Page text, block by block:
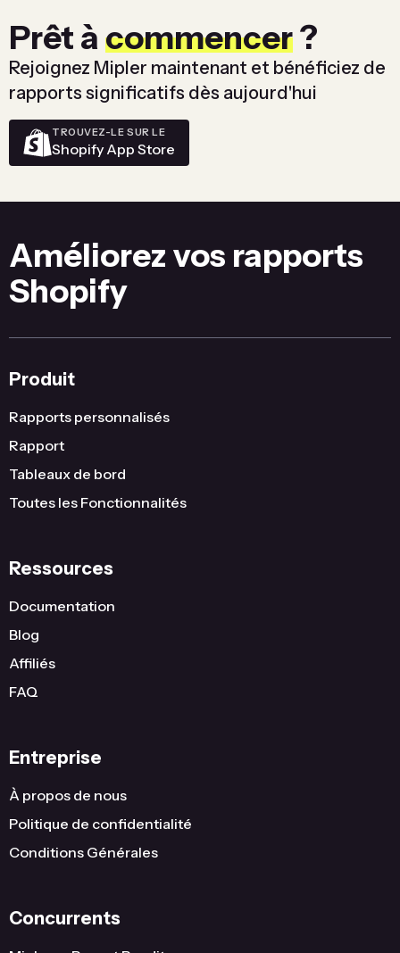
Prêt à commencer?
Rejoignez Mipler maintenant et bénéficiez de
rapports significatifs dès aujourd'hui
TROUVEZ-LE SUR LE
Shopify App Store
Améliorez vos rapports
Shopify
Produit
Rapports personnalisés
Rapport
Tableaux de bord
Toutes les Fonctionnalités
Ressources
Documentation
Blog
Affiliés
FAQ
Entreprise
À propos de nous
Politique de confidentialité
Conditions Générales
Concurrents